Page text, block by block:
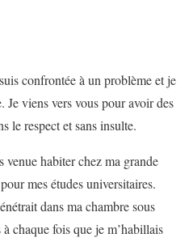
confrontée à un problème et je
viens vers vous pour avoir des
le respect et sans insulte.
habiter chez ma grande
mes études universitaires.
dans ma chambre sous
chaque fois que je m’habillais